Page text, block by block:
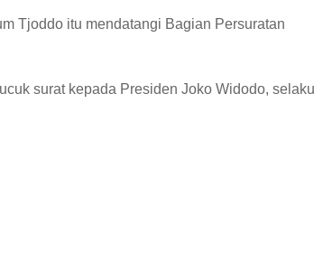
Tjoddo itu mendatangi Bagian Persuratan
surat kepada Presiden Joko Widodo, selaku